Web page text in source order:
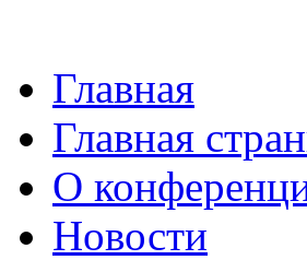
Главная
Главная
О
Новости